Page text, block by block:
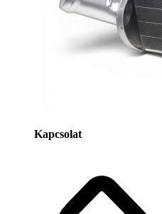
Kapcsolat